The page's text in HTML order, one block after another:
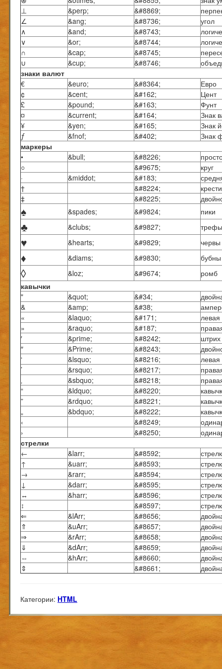
⊥
&perp; &#8869;
∠
&ang; &#8736;
угол
∧
&and; &#8743;
∨
&or; &#8744;
∩
&cap; &#8745;
∪
&cup; &#8746;
знаки валют
€
&euro; &#8364;
Евро
¢
&cent; &#162;
Цент
£
&pound; &#163;
Фунт
¤
&current; &#164;
Знак
¥
&yen; &#165;
Знак
ƒ
&fnof; &#402;
Знак
маркеры
•
&bull; &#8226;
○
&#9675;
круг
·
&middot; &#183;
†
&#8224;
‡
&#8225;
♠ &spades; &#9824; пики
♣ &clubs; &#9827; трефы
♥ &hearts; &#9829; червы
♦ &diams; &#9830; бубны
◊ &loz; &#9674;
ромб
кавычки
"
&quot; &#34;
&
&amp; &#38;
«
&laquo; &#171;
левая
»
&raquo; &#187;
′
&prime; &#8242;
″
&Prime; &#8243;
‘
&lsquo; &#8216;
левая
’
&rsquo; &#8217;
‚
&sbquo; &#8218;
“
&ldquo; &#8220;
”
&rdquo; &#8221;
„
&bdquo; &#8222;
‹
&#8249;
›
&#8250;
стрелки
←
&larr; &#8592;
↑
&uarr; &#8593;
→
&rarr; &#8594;
↓
&darr; &#8595;
↔
&harr; &#8596;
↕
&#8597;
⇐
&lArr; &#8656;
⇑
&uArr; &#8657;
⇒
&rArr; &#8658;
⇓
&dArr; &#8659;
⇔
&hArr; &#8660;
⇕
&#8661;
Категории: HTML